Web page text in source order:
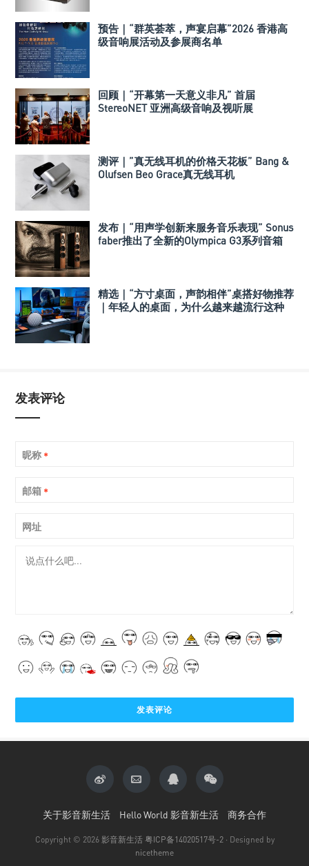
预告｜“群英荟萃，声宴启幕”2026 香港高
级音响展活动及参展商名单
回顾｜“开幕第一天意义非凡” 首届
StereoNET 亚洲高级音响及视听展
测评｜”真无线耳机的价格天花板” Bang &
Olufsen Beo Grace真无线耳机
发布｜“用声学创新来服务音乐表现” Sonus
faber推出了全新的Olympica G3系列音箱
精选｜“方寸桌面，声韵相伴”桌搭好物推荐
｜年轻人的桌面，为什么越来越流行这种
发表评论
昵称 *
邮箱 *
网址
关于影音新生活 Hello World 影音新生活 商务合作
Copyright © 2026 影音新生活 粤ICP备14020517号-2 · Designed by
nicetheme